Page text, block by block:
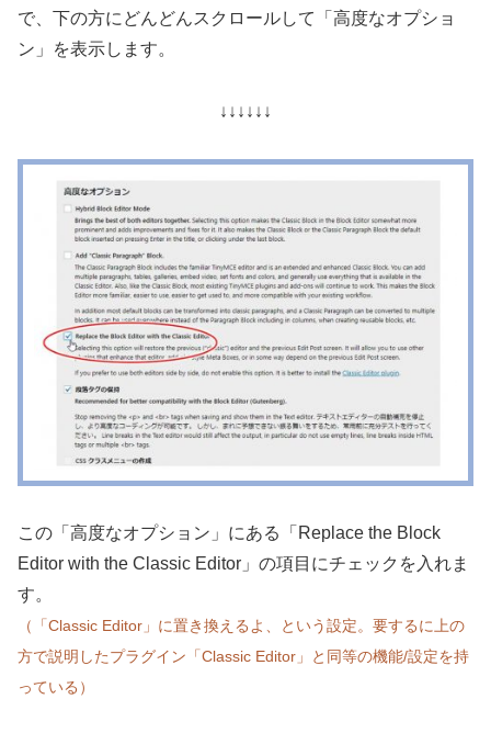
で、下の方にどんどんスクロールして「高度なオプショ
ン」を表示します。
↓↓↓↓↓↓
この「高度なオプション」にある「Replace the Block
Editor with the Classic Editor」の項目にチェックを入れま
す。
（「Classic Editor」に置き換えるよ、という設定。要するに上の
方で説明したプラグイン「Classic Editor」と同等の機能/設定を持
っている）